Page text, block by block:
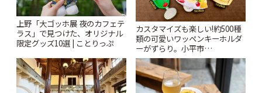
上野「大ゴッホ展 夜のカフェテ
ラス」で見つけた、オリジナル
限定グッズ10選 | ことりっぷ
カスタマイズも楽しい!約500種
類の可愛いワッペンキーホルダ
ーがずらり。小平市
「Kimamaya T&K」 | ことりっ
ぷ